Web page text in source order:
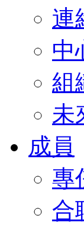
連
中
組
未
成員
專
合